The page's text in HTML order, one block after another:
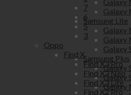
Galaxy
Samsung Lite
Galaxy
Galaxy
Galaxy
Samsung Plus
Galaxy
Galaxy
Galaxy
7
6
5
3
Oppo
Find X
Find X3 Pro
Find X3 Neo
Find X3 Lite
Find X2 Pro